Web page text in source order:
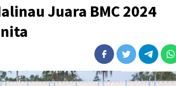
Juara BMC 2024